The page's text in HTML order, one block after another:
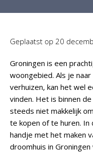
Geplaatst op 20
Groningen is een
woongebied. Als je
verhuizen, kan het wel
vinden. Het is binnen
steeds niet makkelijk
te kopen of te huren. In
handje met het maken
droomhuis in Groningen